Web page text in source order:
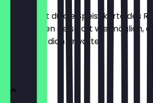
Hier findest du die Speisekarte des
aktualisieren sie so oft wie möglich,
weißt, was dich erwartet.